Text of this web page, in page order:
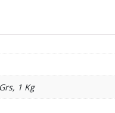
1 Kg